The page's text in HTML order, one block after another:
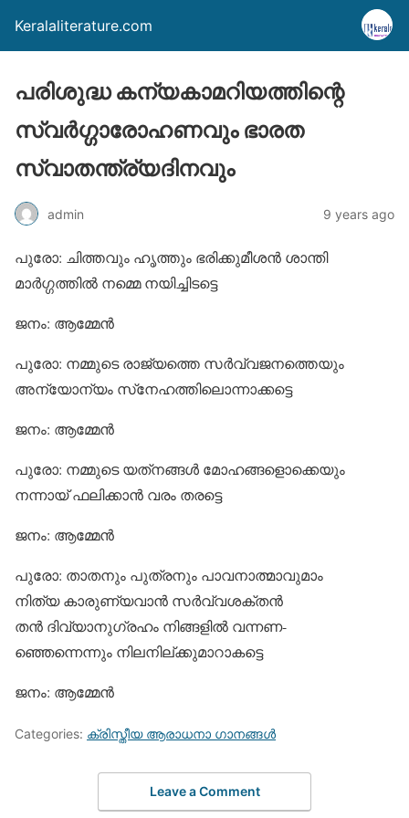
Keralaliterature.com
പരിശുദ്ധ കന്യകാമറിയത്തിന്റെ
സ്വര്‍ഗ്ഗാരോഹണവും ഭാരത
സ്വാതന്ത്ര്യദിനവും
admin 9 years ago
പുരോ: ചിത്തവും ഹൃത്തും ഭരിക്കുമീശന്‍ ശാന്തി
മാര്‍ഗ്ഗത്തില്‍ നമ്മെ നയിച്ചിടട്ടെ
ജനം: ആമ്മേന്‍
പുരോ: നമ്മുടെ രാജ്യത്തെ സര്‍വ്വജനത്തെയും
അന്യോന്യം സ്‌നേഹത്തിലൊന്നാക്കട്ടെ
ജനം: ആമ്മേന്‍
പുരോ: നമ്മുടെ യത്‌നങ്ങള്‍ മോഹങ്ങളൊക്കെയും
നന്നായ് ഫലിക്കാന്‍ വരം തരട്ടെ
ജനം: ആമ്മേന്‍
പുരോ: താതനും പുത്രനും പാവനാത്മാവുമാം
നിത്യ കാരുണ്യവാന്‍ സര്‍വ്വശക്തന്‍
തന്‍ ദിവ്യാനുഗ്രഹം നിങ്ങളില്‍ വന്നണ-
ഞ്ഞെന്നെന്നും നിലനില്ക്കുമാറാകട്ടെ
ജനം: ആമ്മേന്‍
Categories: ക്രിസ്തീയ ആരാധനാ ഗാനങ്ങള്‍
Leave a Comment